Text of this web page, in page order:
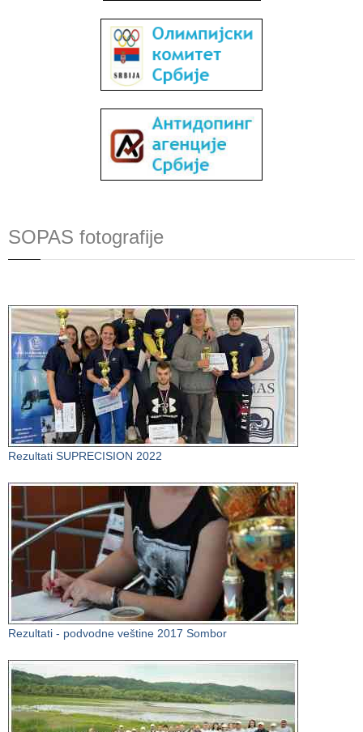
SOPAS fotografije
Rezultati SUPRECISION 2022
Rezultati - podvodne veštine 2017 Sombor